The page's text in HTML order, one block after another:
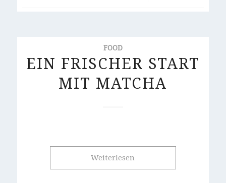
FOOD
EIN FRISCHER START
MIT MATCHA
Weiterlesen